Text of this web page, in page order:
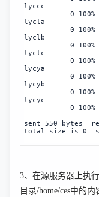
lyccc
0 100%
lycla
0 100%
lyclb
0 100%
lyclc
0 100%
lycya
0 100%
lycyb
0 100%
lycyc
0 100%
sent 550 bytes
total size is 0
3、在源服务器上执
目录/home/ces中的